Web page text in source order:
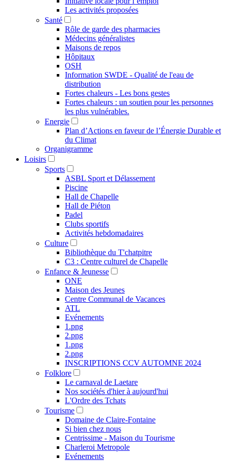
Les activités proposées
Santé
Rôle de garde des pharmacies
Médecins généralistes
Maisons de repos
Hôpitaux
OSH
Information SWDE - Qualité de l'eau de
distribution
Fortes chaleurs - Les bons gestes
Fortes chaleurs : un soutien pour les personnes
les plus vulnérables.
Energie
Plan d’Actions en faveur de l’Énergie Durable et
du Climat
Organigramme
Loisirs
Sports
ASBL Sport et Délassement
Piscine
Hall de Chapelle
Hall de Piéton
Padel
Clubs sportifs
Activités hebdomadaires
Culture
Bibliothèque du T'chatpitre
C3 : Centre culturel de Chapelle
Enfance & Jeunesse
ONE
Maison des Jeunes
Centre Communal de Vacances
ATL
Evénements
1.png
2.png
1.png
2.png
INSCRIPTIONS CCV AUTOMNE 2024
Folklore
Le carnaval de Laetare
Nos sociétés d'hier à aujourd'hui
L'Ordre des Tchats
Tourisme
Domaine de Claire-Fontaine
Si bien chez nous
Centrissime - Maison du Tourisme
Charleroi Metropole
Evénements